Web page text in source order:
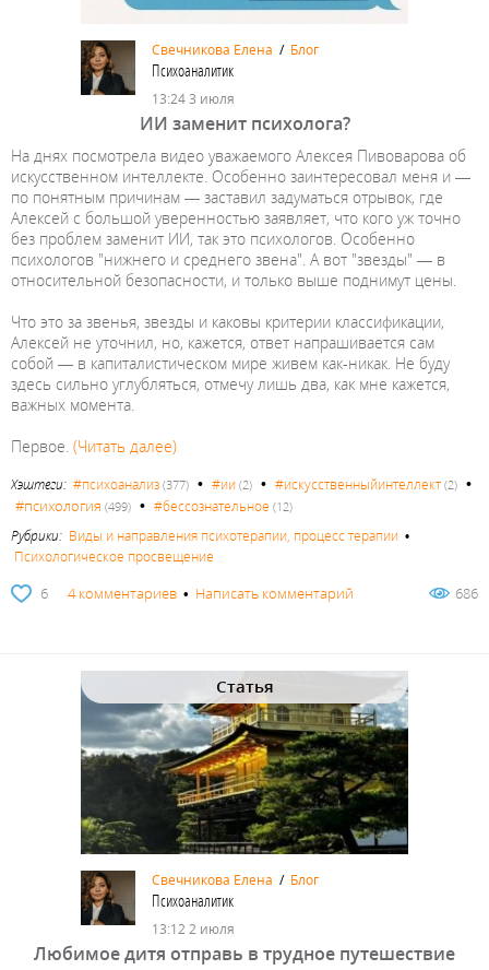
Свечникова Елена / Блог
Психоаналитик
13:24 3 июля
ИИ заменит психолога?
На днях посмотрела видео уважаемого Алексея Пивоварова об
искусственном интеллекте. Особенно заинтересовал меня и —
по понятным причинам — заставил задуматься отрывок, где
Алексей с большой уверенностью заявляет, что кого уж точно
без проблем заменит ИИ, так это психологов. Особенно
психологов "нижнего и среднего звена". А вот "звезды" — в
относительной безопасности, и только выше поднимут цены.
Что это за звенья, звезды и каковы критерии классификации,
Алексей не уточнил, но, кажется, ответ напрашивается сам
собой — в капиталистическом мире живем как-никак. Не буду
здесь сильно углубляться, отмечу лишь два, как мне кажется,
важных момента.
Первое. (Читать далее)
Хэштеги: #психоанализ (377) • #ии (2) • #искусственныйинтеллект(2) •
#психология (499) • #бессознательное (12)
Рубрики: Виды и направления психотерапии, процесс терапии •
Психологическое просвещение
6 4 комментариев • Написать комментарий 686
Статья
Свечникова Елена / Блог
Психоаналитик
13:12 2 июля
Любимое дитя отправь в трудное путешествие